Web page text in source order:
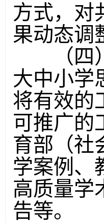
方式，对
果动态调
（四）
大中小学
将有效的
可推广的
育部（社
学案例、
高质量学
告等。